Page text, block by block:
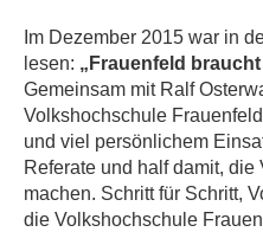
Im Dezember 2015 war in
lesen: „Frauenfeld
Gemeinsam mit Ralf
Volkshochschule
und viel persönlichem
Referate und half damit,
machen. Schritt für Schritt,
die Volkshochschule